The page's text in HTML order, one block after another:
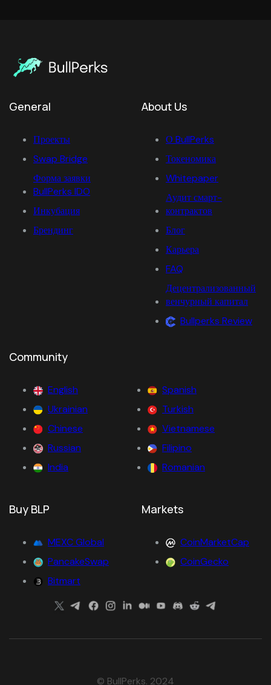
General
Проекты
Swap Bridge
Форма заявки
BullPerks IDO
Инкубация
Брендинг
About Us
О BullPerks
Токеномика
Whitepaper
Аудит смарт-
контрактов
Блог
Карьера
FAQ
Децентрализованный
венчурный капитал
Bullperks Review
Community
English
Spanish
Ukrainian
Turkish
Chinese
Vietnamese
Russian
Filipino
India
Romanian
Buy BLP
MEXC Global
PancakeSwap
Bitmart
Markets
CoinMarketCap
CoinGecko
© BullPerks. 2024